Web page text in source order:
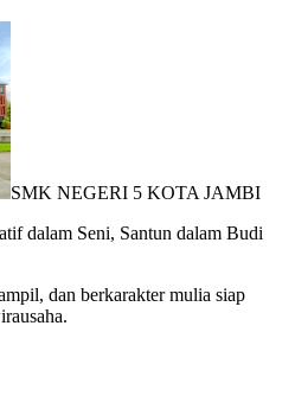
SMK NEGERI 5 KOTA JAMBI
dalam Seni, Santun dalam Budi
dan berkarakter mulia siap